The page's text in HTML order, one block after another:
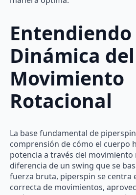
Entendiendo
Dinámica del
Movimiento
Rotacional
La base fundamental de
comprensión de cómo el cuerpo
potencia a través del movimiento
diferencia de un swing que se
fuerza bruta, piperspin se centra
correcta de movimientos,